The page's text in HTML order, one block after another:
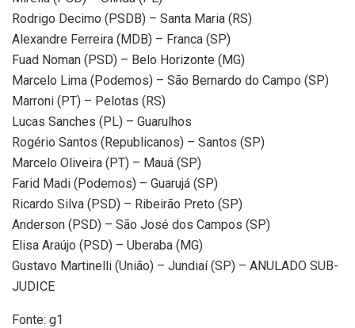
Rodrigo Decimo (PSDB) – Santa Maria (RS)
Alexandre Ferreira (MDB) – Franca (SP)
Fuad Noman (PSD) – Belo Horizonte (MG)
Marcelo Lima (Podemos) – São Bernardo do Campo (SP)
Marroni (PT) – Pelotas (RS)
Lucas Sanches (PL) – Guarulhos
Rogério Santos (Republicanos) – Santos (SP)
Marcelo Oliveira (PT) – Mauá (SP)
Farid Madi (Podemos) – Guarujá (SP)
Ricardo Silva (PSD) – Ribeirão Preto (SP)
Anderson (PSD) – São José dos Campos (SP)
Elisa Araújo (PSD) – Uberaba (MG)
Gustavo Martinelli (União) – Jundiaí (SP) – ANULADO SUB-
JUDICE
Fonte: g1